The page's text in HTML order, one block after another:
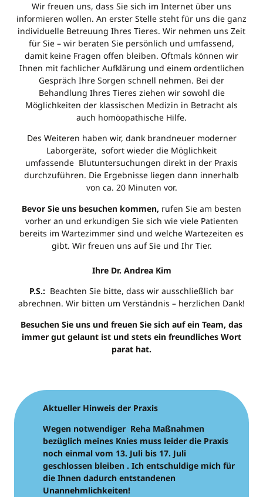
Wir freuen uns, dass Sie sich im Internet über uns
informieren wollen. An erster Stelle steht für uns die ganz
individuelle Betreuung Ihres Tieres. Wir nehmen uns Zeit
für Sie – wir beraten Sie persönlich und umfassend,
damit keine Fragen offen bleiben. Oftmals können wir
Ihnen mit fachlicher Aufklärung und einem ordentlichen
Gespräch Ihre Sorgen schnell nehmen. Bei der
Behandlung Ihres Tieres ziehen wir sowohl die
Möglichkeiten der klassischen Medizin in Betracht als
auch homöopathische Hilfe.
Des Weiteren haben wir, dank brandneuer moderner
Laborgeräte, sofort wieder die Möglichkeit
umfassende Blutuntersuchungen direkt in der Praxis
durchzuführen. Die Ergebnisse liegen dann innerhalb
von ca. 20 Minuten vor.
Bevor Sie uns besuchen kommen, rufen Sie am besten
vorher an und erkundigen Sie sich wie viele Patienten
bereits im Wartezimmer sind und welche Wartezeiten es
gibt. Wir freuen uns auf Sie und Ihr Tier.
Ihre Dr. Andrea Kim
P.S.: Beachten Sie bitte, dass wir ausschließlich bar
abrechnen. Wir bitten um Verständnis – herzlichen Dank!
Besuchen Sie uns und freuen Sie sich auf ein Team, das
immer gut gelaunt ist und stets ein freundliches Wort
parat hat.
Aktueller Hinweis der Praxis
Wegen notwendiger Reha Maßnahmen
bezüglich meines Knies muss leider die Praxis
noch einmal vom 13. Juli bis 17. Juli
geschlossen bleiben . Ich entschuldige mich für
die Ihnen dadurch entstandenen
Unannehmlichkeiten!